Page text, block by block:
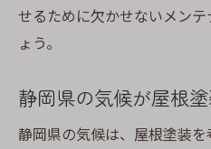
施工計画を立てる
事前準備で重要な
静岡県での屋根塗装に
せるために欠かせないメン
ょう。
静岡県の気候が屋根
静岡県の気候は、屋根塗装